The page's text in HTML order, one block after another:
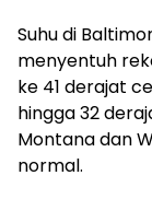
Suhu di
menyentuh
ke 41 derajat
hingga 32
Montana dan
normal.